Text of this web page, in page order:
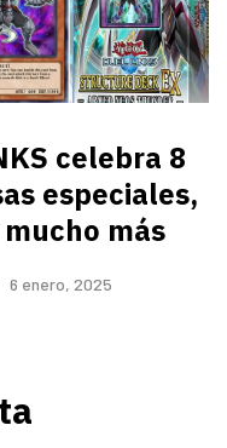
celebra 8
especiales,
más
6 enero, 2025